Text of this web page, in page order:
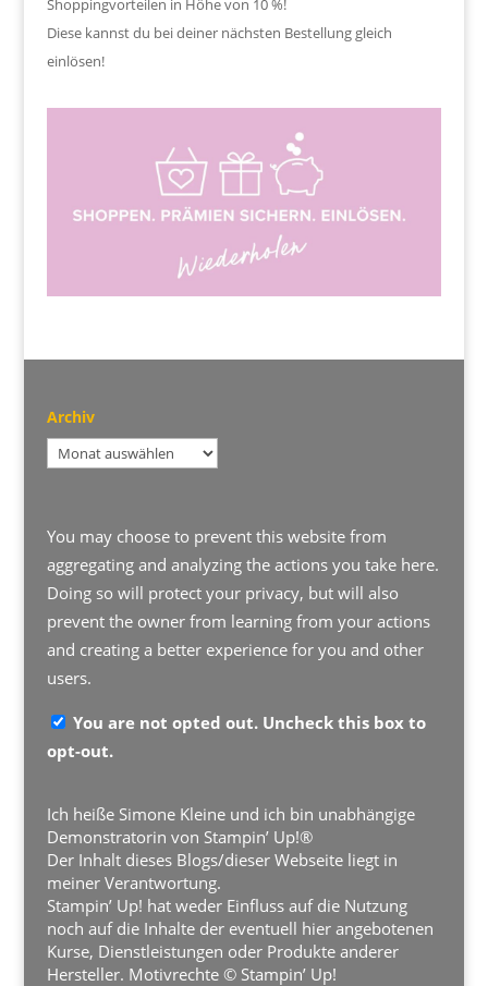
Shoppingvorteilen in Höhe von 10 %!
Diese kannst du bei deiner nächsten Bestellung gleich
einlösen!
Archiv
Archiv
You may choose to prevent this website from
aggregating and analyzing the actions you take here.
Doing so will protect your privacy, but will also
prevent the owner from learning from your actions
and creating a better experience for you and other
users.
You are not opted out. Uncheck this box to
opt-out.
Ich heiße Simone Kleine und ich bin unabhängige
Demonstratorin von Stampin’ Up!®
Der Inhalt dieses Blogs/dieser Webseite liegt in
meiner Verantwortung.
Stampin’ Up! hat weder Einfluss auf die Nutzung
noch auf die Inhalte der eventuell hier angebotenen
Kurse, Dienstleistungen oder Produkte anderer
Hersteller. Motivrechte © Stampin’ Up!